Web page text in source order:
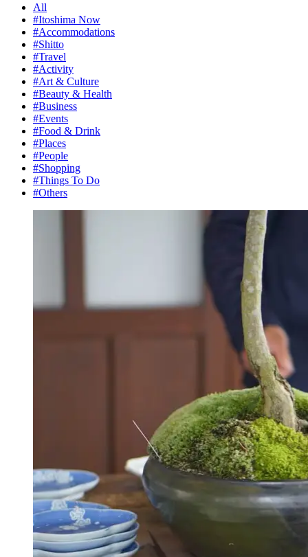
All
#Itoshima Now
#Accommodations
#Shitto
#Travel
#Activity
#Art & Culture
#Beauty & Health
#Business
#Events
#Food & Drink
#Places
#People
#Shopping
#Things To Do
#Others